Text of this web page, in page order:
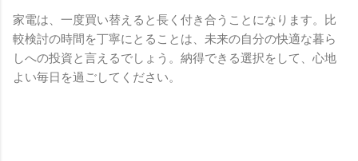
家電は、一度買い替えると長く付き合うことになります。比
較検討の時間を丁寧にとることは、未来の自分の快適な暮ら
しへの投資と言えるでしょう。納得できる選択をして、心地
よい毎日を過ごしてください。